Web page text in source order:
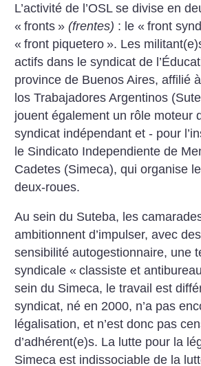
L’activité de l’OSL se divise en
« fronts »(frentes) : le « front
« front piquetero ». Les
actifs dans le syndicat de
province de Buenos Aires, affilié
los Trabajadores Argentinos
jouent également un rôle moteur
syndicat indépendant et - pour
le Sindicato Independiente de
Cadetes (Simeca), qui organise
deux-roues.
Au sein du Suteba, les
ambitionnent d’impulser, avec
sensibilité autogestionnaire, une
syndicale « classiste et
sein du Simeca, le travail est
syndicat, né en 2000, n’a pas
légalisation, et n’est donc pas
d’adhérent(e)s. La lutte pour la
Simeca est indissociable de la